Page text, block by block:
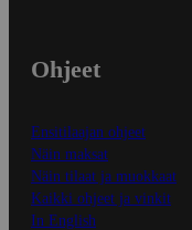
Ohjeet
Ensitilaajan ohjeet
Näin maksat
Näin tilaat ja muokkaat
Kaikki ohjeet ja vinkit
In English